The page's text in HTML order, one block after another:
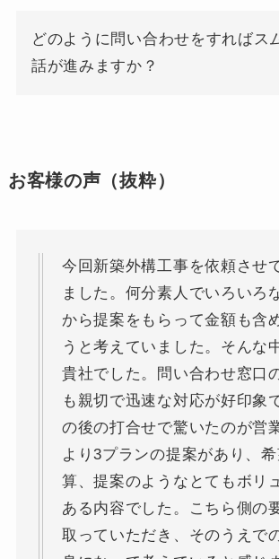
どのように問い合わせをすればス
話が進みますか？
お客様の声（抜粋）
今回新築外構工事を依頼させ
ました。何分素人でいろいろ
から提案をもらって金額も含
うと考えていました。そんな
貴社でした。問い合わせ窓口
も親切で迅速な対応が好印象
の後の打合せで驚いたのが営
より3プランの提案があり、
算、提案のようなとてもボリ
ある内容でした。こちら側の
取っていただき、そのうえで